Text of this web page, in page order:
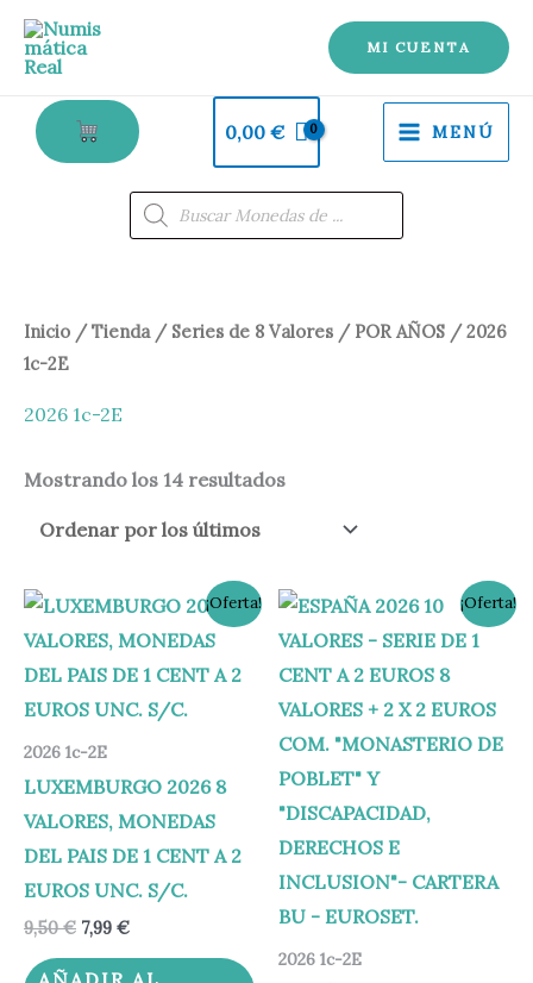
MI CUENTA
0,00 € MENÚ
Búsqueda
de
productos
Inicio /Tienda/ Series de 8 Valores / POR AÑOS / 2026
1c-2E
2026 1c-2E
Mostrando los 14 resultados
Ordenado
por
¡Oferta!
2026 1c-2E
LUXEMBURGO 2026 8
VALORES, MONEDAS
DEL PAIS DE 1 CENT A 2
EUROS UNC. S/C.
9,50€
El
precio
original
era:
9,50 €.
7,99 €
El
precio
actual
es:
7,99 €.
¡Oferta!
2026 1c-2E
El
precio
original
era:
39,00 €.
El
precio
actual
es:
34,95 €.